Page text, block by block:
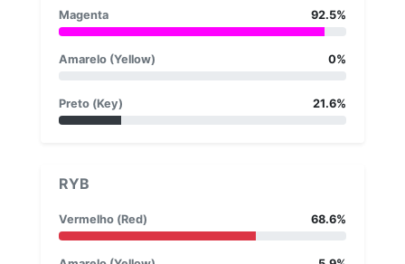
Magenta 92.5%
Amarelo (Yellow) 0%
Preto (Key) 21.6%
RYB
Vermelho (Red) 68.6%